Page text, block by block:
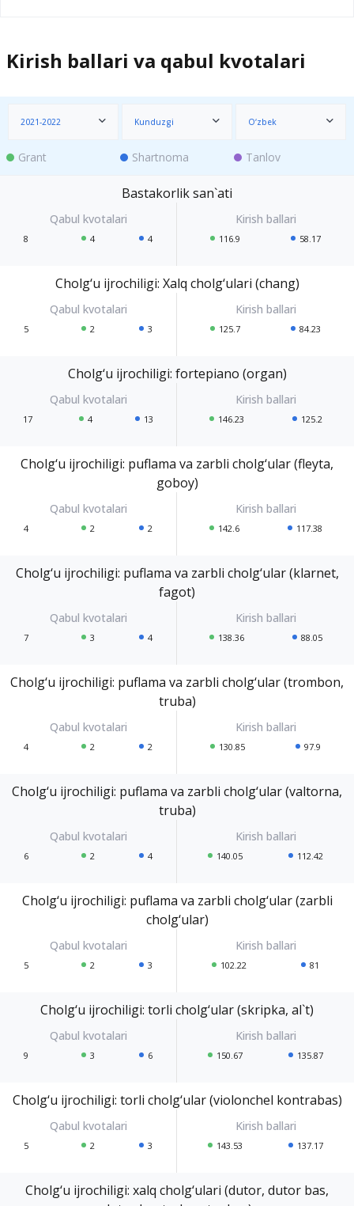
Kirish ballari va qabul kvotalari
2021-2022 Kunduzgi O‘zbek
Grant Shartnoma Tanlov
Bastakorlik san`ati
8 4 4 116.9 58.17
Cholg‘u ijrochiligi: Xalq cholg‘ulari (chang)
5 2 3 125.7 84.23
Cholg‘u ijrochiligi: fortepiano (organ)
17 4 13 146.23 125.2
Cholg‘u ijrochiligi: puflama va zarbli cholg‘ular (fleyta,
goboy)
4 2 2 142.6 117.38
Cholg‘u ijrochiligi: puflama va zarbli cholg‘ular (klarnet,
fagot)
7 3 4 138.36 88.05
Cholg‘u ijrochiligi: puflama va zarbli cholg‘ular (trombon,
truba)
4 2 2 130.85 97.9
Cholg‘u ijrochiligi: puflama va zarbli cholg‘ular (valtorna,
truba)
6 2 4 140.05 112.42
Cholg‘u ijrochiligi: puflama va zarbli cholg‘ular (zarbli
cholg‘ular)
5 2 3 102.22 81
Cholg‘u ijrochiligi: torli cholg‘ular (skripka, al`t)
9 3 6 150.67 135.87
Cholg‘u ijrochiligi: torli cholg‘ular (violonchel kontrabas)
5 2 3 143.53 137.17
Cholg‘u ijrochiligi: xalq cholg‘ulari (dutor, dutor bas,